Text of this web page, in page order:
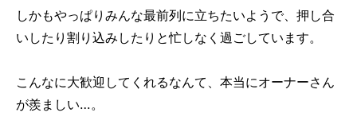
しかもやっぱりみんな最前列に立ちたいようで、押し合
いしたり割り込みしたりと忙しなく過ごしています。
こんなに大歓迎してくれるなんて、本当にオーナーさん
が羨ましい…。